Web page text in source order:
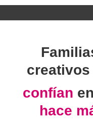
creativos
confían
hace